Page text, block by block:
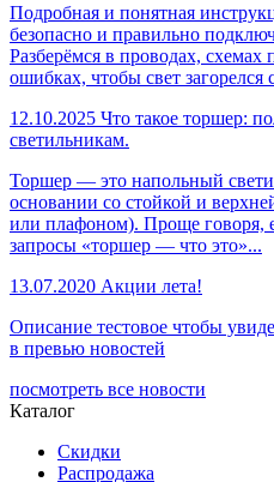
Подробная и понятная
безопасно и правильно
Разберёмся в проводах,
ошибках, чтобы свет загорелся
12.10.2025 Что такое торшер:
светильникам.
Торшер — это напольный
основании со стойкой и
или плафоном). Проще говоря,
запросы «торшер — что это»...
13.07.2020 Акции лета!
Описание тестовое чтобы
в превью новостей
посмотреть все новости
Каталог
Скидки
Распродажа